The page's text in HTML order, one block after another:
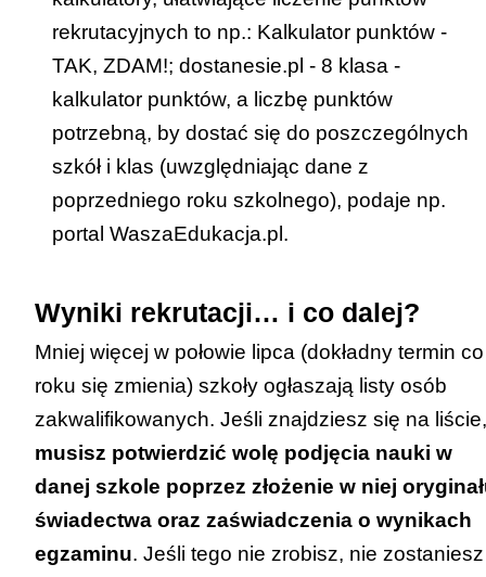
klasy wstępnej (przygotowującej do
nauki w klasie dwujęzycznej).
Uwaga! Jeśli jesteś laureatem/finalistą
wymienionych konkursów i chcesz dostać
się do szkoły lub oddziału sportowego,
aplikujesz do szkoły lub klasy
dwujęzycznej, przygotowującej do matury
międzynarodowej lub do klasy wstępnej,
musisz uzyskać pozytywny wynik
sprawdzianu kompetencji językowych,
natomiast jeśli chcesz dostać się do
technikum lub szkoły branżowej – musisz
(tak jak inni kandydaci) posiadać
rekrutacyjnych to np.: Kalkulator punktów -
TAK, ZDAM!; dostanesie.pl - 8 klasa -
kalkulator punktów, a liczbę punktów
potrzebną, by dostać się do poszczególnych
szkół i klas (uwzględniając dane z
poprzedniego roku szkolnego), podaje np.
portal WaszaEdukacja.pl .
Wyniki rekrutacji… i co dalej?
Mniej więcej w połowie lipca (dokładny termin co
roku się zmienia) szkoły ogłaszają listy osób
zakwalifikowanych. Jeśli znajdziesz się na liście,
musisz potwierdzić wolę podjęcia nauki w
danej szkole poprzez złożenie w niej
świadectwa oraz zaświadczenia o wynikach
egzaminu. Jeśli tego nie zrobisz, nie zostaniesz